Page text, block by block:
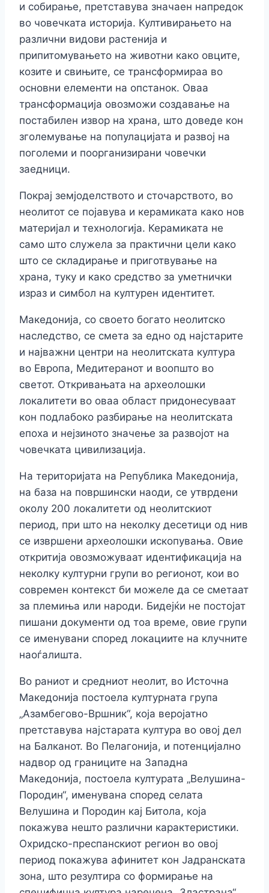
и собирање, претставува значаен напредок
во човечката историја. Култивирањето на
различни видови растенија и
припитомувањето на животни како овците,
козите и свињите, се трансформираа во
основни елементи на опстанок. Оваа
трансформација овозможи создавање на
постабилен извор на храна, што доведе кон
зголемување на популацијата и развој на
поголеми и поорганизирани човечки
заедници.
Покрај земјоделството и сточарството, во
неолитот се појавува и керамиката како нов
материјал и технологија. Керамиката не
само што служела за практични цели како
што се складирање и приготвување на
храна, туку и како средство за уметнички
израз и симбол на културен идентитет.
Македонија, со своето богато неолитско
наследство, се смета за едно од најстарите
и најважни центри на неолитската култура
во Европа, Медитеранот и воопшто во
светот. Откривањата на археолошки
локалитети во оваа област придонесуваат
кон подлабоко разбирање на неолитската
епоха и нејзиното значење за развојот на
човечката цивилизација.
На територијата на Република Македонија,
на база на површински наоди, се утврдени
околу 200 локалитети од неолитскиот
период, при што на неколку десетици од нив
се извршени археолошки ископувања. Овие
откритија овозможуваат идентификација на
неколку културни групи во регионот, кои во
современ контекст би можеле да се сметаат
за племиња или народи. Бидејќи не постојат
пишани документи од тоа време, овие групи
се именувани според локациите на клучните
наоѓалишта.
Во раниот и средниот неолит, во Источна
Македонија постоела културната група
„Азамбегово-Вршник“, која веројатно
претставува најстарата култура во овој дел
на Балканот. Во Пелагонија, и потенцијално
надвор од границите на Западна
Македонија, постоела културата „Велушина-
Породин“, именувана според селата
Велушина и Породин кај Битола, која
покажува нешто различни карактеристики.
Охридско-преспанскиот регион во овој
период покажува афинитет кон Јадранската
зона, што резултира со формирање на